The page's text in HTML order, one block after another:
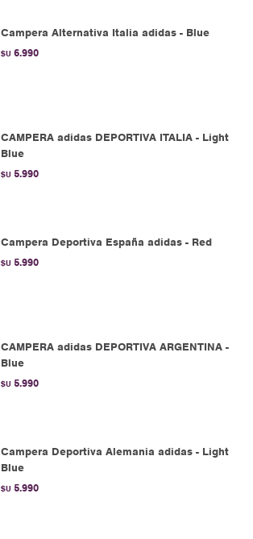
Campera Alternativa Italia adidas - Blue
$U 6.990
CAMPERA adidas DEPORTIVA ITALIA - Light
Blue
$U 5.990
Campera Deportiva España adidas - Red
$U 5.990
CAMPERA adidas DEPORTIVA ARGENTINA -
Blue
$U 5.990
Campera Deportiva Alemania adidas - Light
Blue
$U 5.990